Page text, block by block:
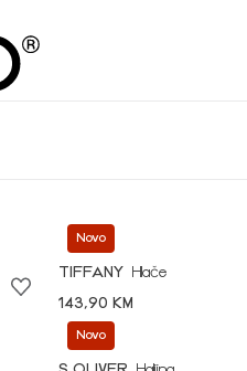
Novo
TIFFANY
Hlače
143,90 KM
Novo